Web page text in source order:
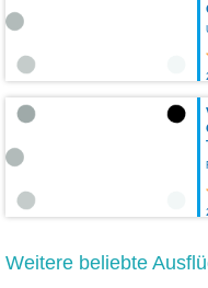
Weitere beliebte